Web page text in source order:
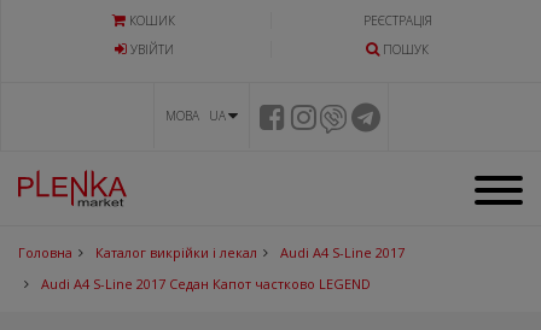
КОШИК
РЕЄСТРАЦІЯ
УВIЙТИ
ПОШУК
МОВА UA
Головна Каталог викрійки і лекал
Audi A4 S-Line 2017
Audi A4 S-Line 2017 Седан Капот частково LEGEND